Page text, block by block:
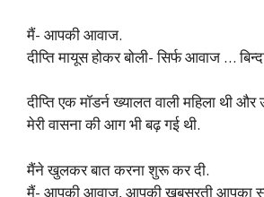
मैं- आपकी आवाज.
दीप्ति मायूस होकर बोली- सिर्फ आवाज …
दीप्ति एक मॉडर्न ख्यालत वाली महिला थी
मेरी वासना की आग भी बढ़ गई थी.
मैंने खुलकर बात करना शुरू कर दी.
मैं- आपकी आवाज, आपकी खूबसूरती आपका